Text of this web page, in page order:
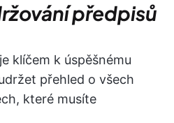
předpisů
klíčem k úspěšnému
přehled o všech
které musíte